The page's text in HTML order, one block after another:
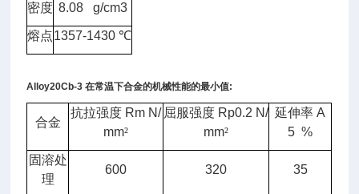
密度 8.08 g/cm3
熔点1357-1430 ℃
Alloy20Cb-3在常温下合金的机械性能的最小值:
合金
抗拉强度 Rm N/
mm²
屈服强度 Rp0.2 N/
mm²
延伸率 A
5 %
固溶处
理
600 320 35